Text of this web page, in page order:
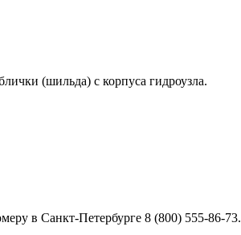
(шильда) с корпуса гидроузла.
в Санкт-Петербурге 8 (800) 555-86-73.